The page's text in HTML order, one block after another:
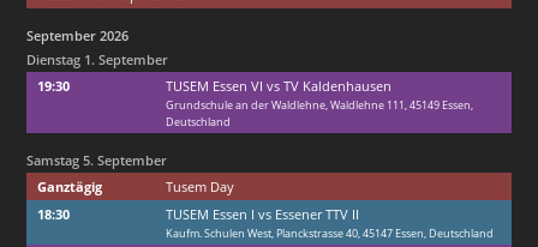
September 2026
Dienstag 1. September
19:30
TUSEM Essen VI vs TV Kaldenhausen
Grundschule an der Waldlehne, Waldlehne 111, 45149 Essen,
Deutschland
Samstag 5. September
Ganztägig
Tusem Day
18:30
TUSEM Essen I vs Essener TTV II
Kaufm. Schulen West, Planckstrasse 40, 45147 Essen, Deutschland